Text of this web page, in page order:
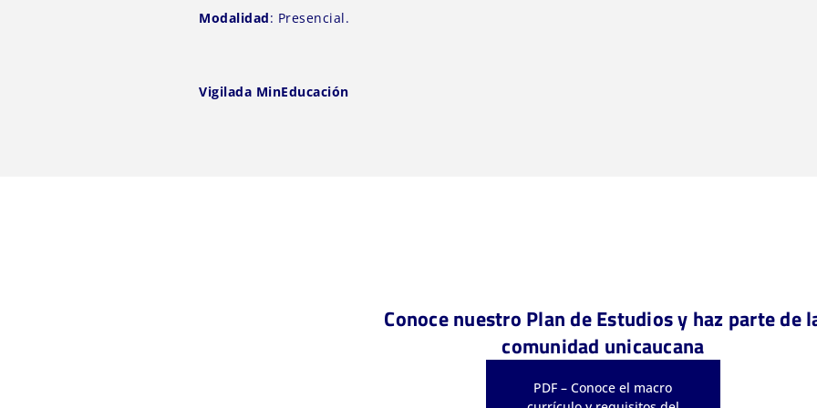
Modalidad: Presencial.
Vigilada MinEducación
Conoce nuestro Plan de Estudios y haz parte de
comunidad unicaucana
PDF – Conoce el macro